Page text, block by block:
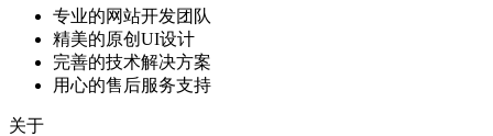
专业的网站开发团队
精美的原创UI设计
完善的技术解决方案
用心的售后服务支持
关于